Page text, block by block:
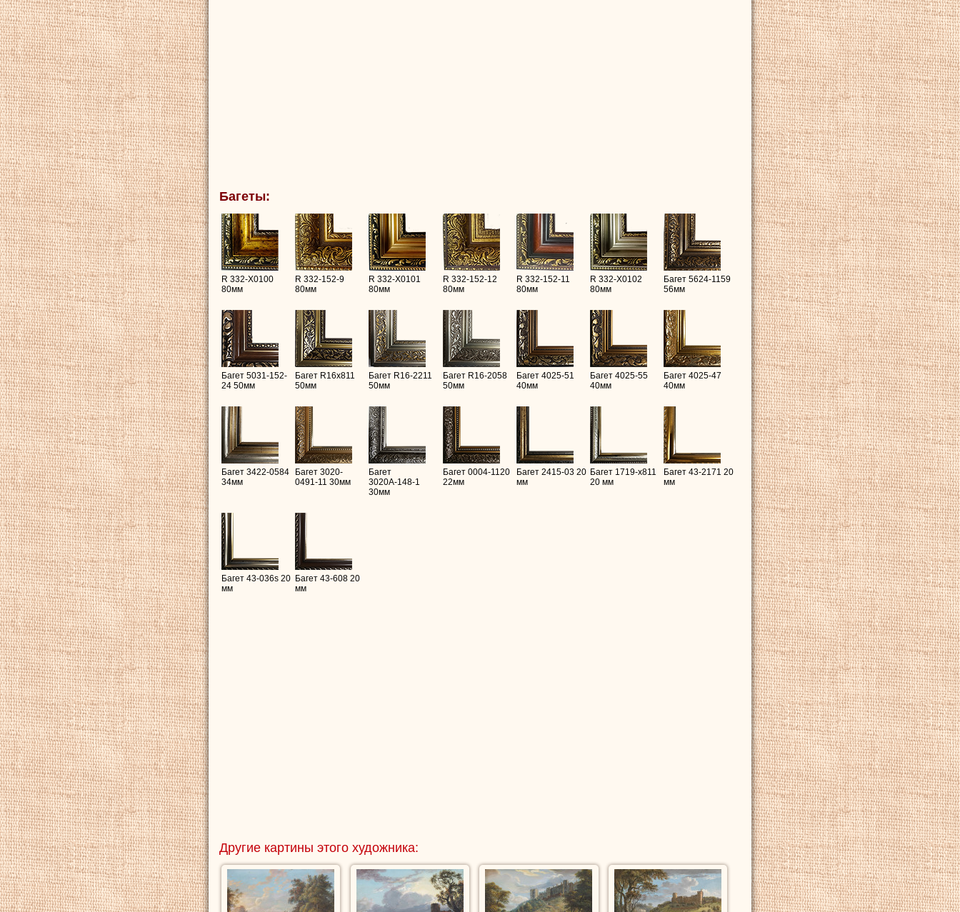
Багеты:
R 332-X0100
80мм
R 332-152-9
80мм
R 332-X0101
80мм
R 332-152-12
80мм
R 332-152-11
80мм
R 332-X0102
80мм
Багет 5624-1159
56мм
Багет 5031-152-
24 50мм
Багет R16х811
50мм
Багет R16-2211
50мм
Багет R16-2058
50мм
Багет 4025-51
40мм
Багет 4025-55
40мм
Багет 4025-47
40мм
Багет 3422-0584
34мм
Багет 3020-
0491-11 30мм
Багет
3020А-148-1
30мм
Багет 0004-1120
22мм
Багет 2415-03 20
мм
Багет 1719-x811
20 мм
Багет 43-2171 20
мм
Багет 43-036s 20
мм
Багет 43-608 20
мм
Другие картины этого художника: